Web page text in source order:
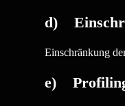
d)
Einschränkung
e)